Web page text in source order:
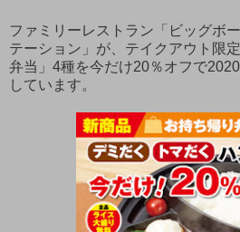
ファミリーレストラン「ビッグボ
テーション」が、テイクアウト限
弁当」4種を今だけ20％オフで
しています。